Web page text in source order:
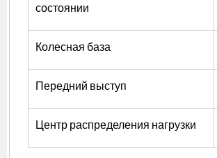
состоянии
Колесная база
Передний выступ
Центр распределения нагрузки